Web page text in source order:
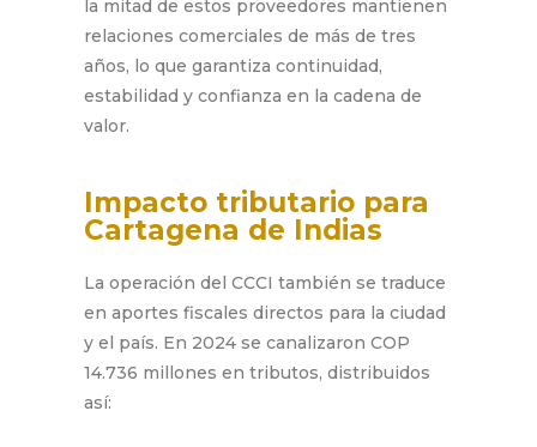
la mitad de estos proveedores mantienen
relaciones comerciales de más de tres
años, lo que garantiza continuidad,
estabilidad y confianza en la cadena de
valor.
Impacto tributario para
Cartagena de Indias
La operación del CCCI también se traduce
en aportes fiscales directos para la ciudad
y el país. En 2024 se canalizaron COP
14.736 millones en tributos, distribuidos
así: